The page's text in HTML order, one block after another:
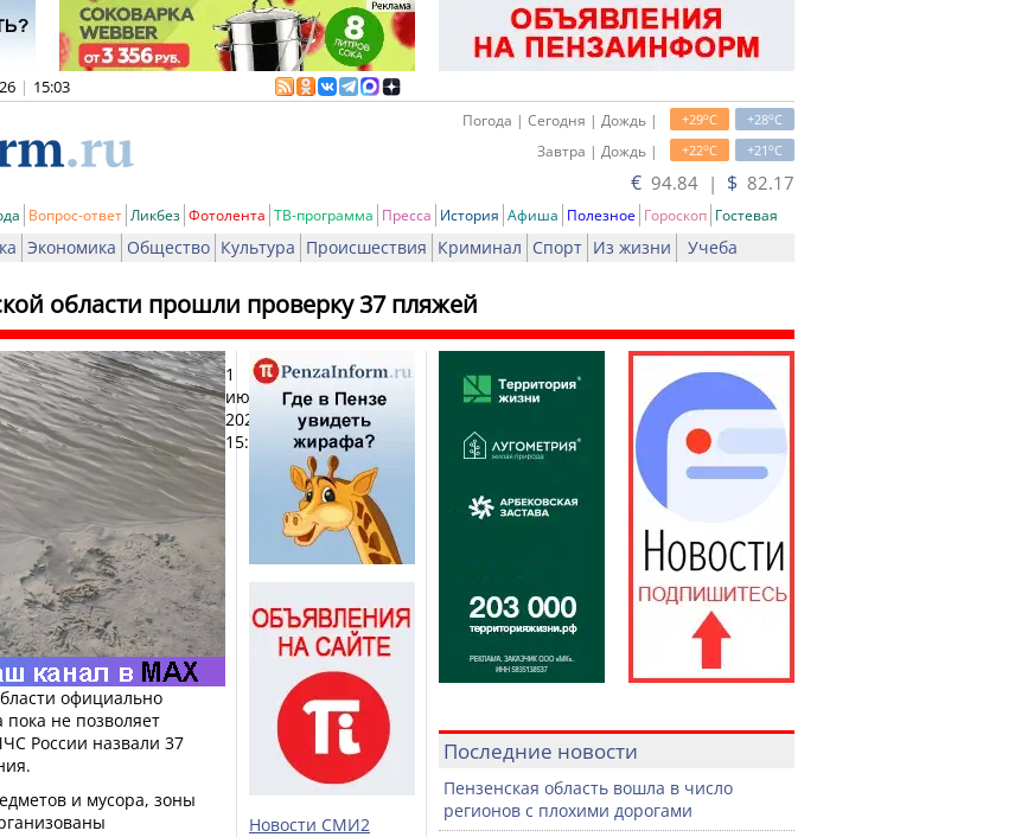
| 15:03
+28oC
+29oC
Погода | Сегодня | Дождь |
+21oC
+22oC
Завтра | Дождь |
€ 94.84 | $ 82.17
Вопрос-ответ Ликбез Фотолента ТВ-программа Пресса История Афиша Полезное Гороскоп Гостевая
Экономика Общество Культура Происшествия Криминал Спорт Из жизни Учеба
области прошли проверку 37 пляжей
1
июня
2026,
15:57
Печать
официально
пока не позволяет
России назвали 37
и мусора, зоны
Новости СМИ2
Последние новости
Пензенская область вошла в число
регионов с плохими дорогами